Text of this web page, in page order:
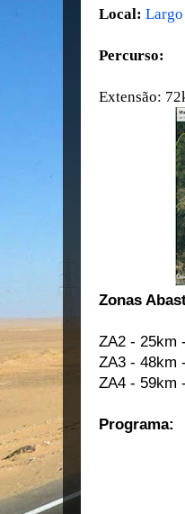
Local:
Percurso:
Extensão:
Zonas
ZA2 - 25km
ZA3 - 48km
ZA4 - 59km
Programa: